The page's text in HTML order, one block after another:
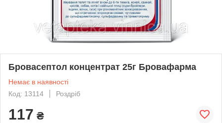
Бровасептол концентрат 25г Бровафарма
Немає в наявності
Код: 13114
Роздріб
117 ₴